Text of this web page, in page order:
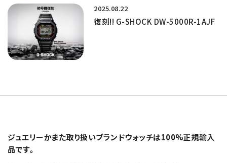
2025.08.22
復刻!! G-SHOCK DW-5000R-1AJF
ジュエリーかまた取り扱いブランドウォッチは100%正規輸入
品です。